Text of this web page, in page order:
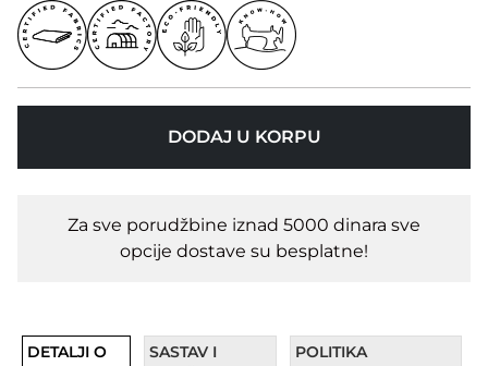
DODAJ U KORPU
Za sve porudžbine iznad 5000 dinara sve
opcije dostave su besplatne!
DETALJI O
SASTAV I
POLITIKA